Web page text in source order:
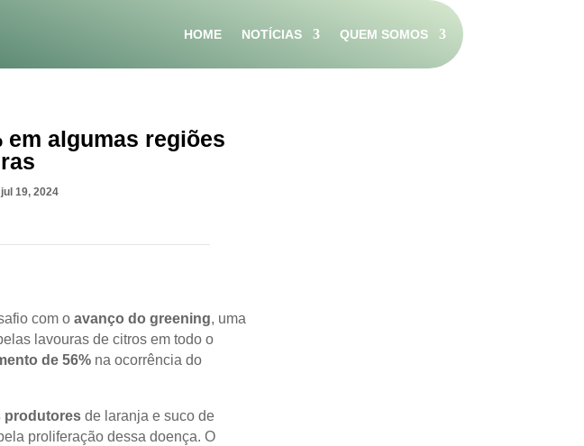
HOME NOTÍCIAS QUEM SOMOS
em algumas regiões
jul 19, 2024
com o avanço do greening, uma
lavouras de citros em todo o
de 56%na ocorrência do
produtores de laranja e suco de
proliferação dessa doença. O